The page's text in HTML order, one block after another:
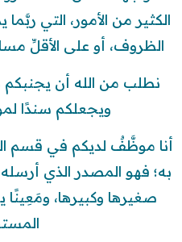
الكثير من الأمور، التي
الظروف، أو على الأقلِّ
نطلب من الله أن يجنبكم
ويجعلكم سندًا
أنا موظَّفٌ لديكم في قسم
به؛ فهو المصدر الذي أرسله
صغيرها وكبيرها،